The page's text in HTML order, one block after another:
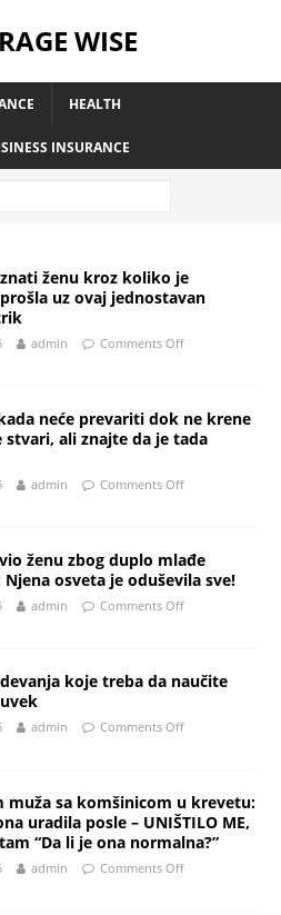
WISE
HEALTH
INSURANCE
ženu kroz koliko je
uz ovaj jednostavan
admin Comments Off
neće prevariti dok ne krene
stvari, ali znajte da je tada
admin Comments Off
ženu zbog duplo mlađe
osveta je oduševila sve!
admin Comments Off
koje treba da naučite
admin Comments Off
muža sa komšinicom u krevetu:
uradila posle – UNIŠTILO ME,
“Da li je ona normalna?”
admin Comments Off